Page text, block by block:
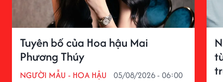
Tuyên bố của Hoa hậu Mai
Phương Thúy
NGƯỜI MẪU - HOA HẬU 05/08/2026 - 06:00